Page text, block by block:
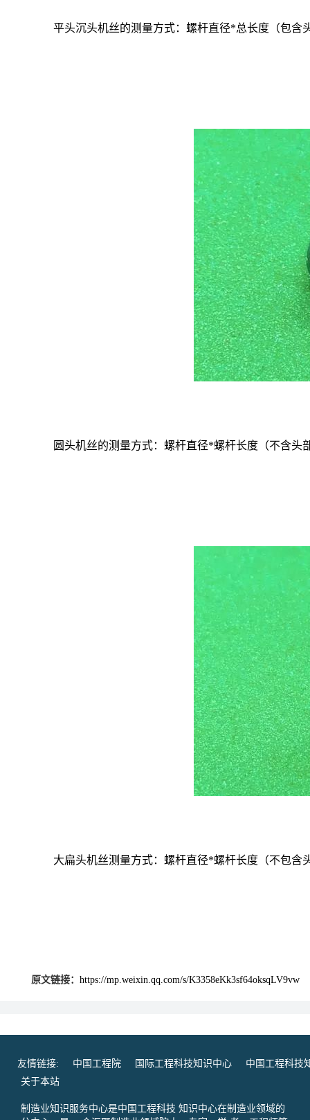
平头沉头机丝的测量方式：螺杆直径*总长度（包含
圆头机丝的测量方式：螺杆直径*螺杆长度（不含头
大扁头机丝测量方式：螺杆直径*螺杆长度（不包含
原文链接： https://mp.weixin.qq.com/s/K3358eKk3sf64oksqLV9vw
友情链接: 中国工程院 国际工程科技知识中心
中国工程科技
关于本站
制造业知识服务中心是中国工程科技 知识中心在制造业领域的